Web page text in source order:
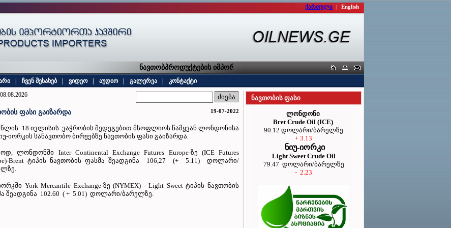
ქართული | English
ნავთობპროდუქტების იმპორტიორთა კავშირი
ჩვენ შესახებ ვიდეო აუდიო გალერეა
კონტაქტი
ფასი გაიზარდა 19-07-2022
წლის 18 ივლისის ვაჭრობის შედეგებით მსოფლიოს წამყვან ლონდონისა
იორკის სანავთობო ბირჟებზე ნავთობის ფასი გაიზარდა.
ლონდონში Inter Continental Exchange Futures Europe-ზე (ICE Futures
Brent ტიპის ნავთობის ფასმა შეადგინა 106,27 (+ 5.11) დოლარი/
York Mercantile Exchange-ზე (NYMEX) - Light Sweet ტიპის ნავთობის
შეადგინა 102.60 ( + 5.01) დოლარი/ბარელზე.
ნავთობის ფასი
ლონდონი
Bret Crude Oil (ICE)
90.12 დოლარი/ბარელზე
+ 3.13
ნიუ-იორკი
Light Sweet Crude Oil
79.47 დოლარი/ბარელზე
- 2.23